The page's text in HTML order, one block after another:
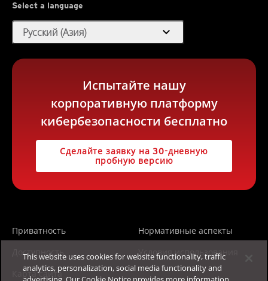
Select a language
Русский (Азия) expand_more
Испытайте нашу
корпоративную платформу
кибербезопасности бесплатно
Сделайте заявку на 30-дневную
пробную версию
Приватность
Нормативные аспекты
Доступность
Условия использования
Карта сайта
This website uses cookies for website functionality, traffic
analytics, personalization, social media functionality and